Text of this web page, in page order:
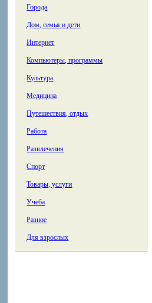
Города
Дом, семья и дети
Интернет
Компьютеры, программы
Культура
Медицина
Путешествия, отдых
Работа
Развлечения
Спорт
Товары, услуги
Учеба
Разное
Для взрослых